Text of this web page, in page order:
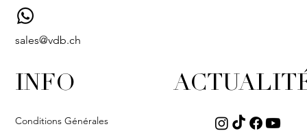
sales@vdb.ch
INFO
Conditions Générales